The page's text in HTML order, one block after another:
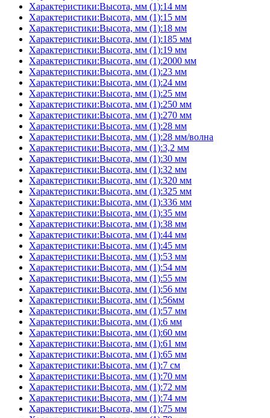
Характеристики:Высота, мм (1):14 мм
Характеристики:Высота, мм (1):15 мм
Характеристики:Высота, мм (1):18 мм
Характеристики:Высота, мм (1):185 мм
Характеристики:Высота, мм (1):19 мм
Характеристики:Высота, мм (1):2000 мм
Характеристики:Высота, мм (1):23 мм
Характеристики:Высота, мм (1):24 мм
Характеристики:Высота, мм (1):25 мм
Характеристики:Высота, мм (1):250 мм
Характеристики:Высота, мм (1):270 мм
Характеристики:Высота, мм (1):28 мм
Характеристики:Высота, мм (1):28 мм/волна
Характеристики:Высота, мм (1):3,2 мм
Характеристики:Высота, мм (1):30 мм
Характеристики:Высота, мм (1):32 мм
Характеристики:Высота, мм (1):320 мм
Характеристики:Высота, мм (1):325 мм
Характеристики:Высота, мм (1):336 мм
Характеристики:Высота, мм (1):35 мм
Характеристики:Высота, мм (1):38 мм
Характеристики:Высота, мм (1):44 мм
Характеристики:Высота, мм (1):45 мм
Характеристики:Высота, мм (1):53 мм
Характеристики:Высота, мм (1):54 мм
Характеристики:Высота, мм (1):55 мм
Характеристики:Высота, мм (1):56 мм
Характеристики:Высота, мм (1):56мм
Характеристики:Высота, мм (1):57 мм
Характеристики:Высота, мм (1):6 мм
Характеристики:Высота, мм (1):60 мм
Характеристики:Высота, мм (1):61 мм
Характеристики:Высота, мм (1):65 мм
Характеристики:Высота, мм (1):7 см
Характеристики:Высота, мм (1):70 мм
Характеристики:Высота, мм (1):72 мм
Характеристики:Высота, мм (1):74 мм
Характеристики:Высота, мм (1):75 мм